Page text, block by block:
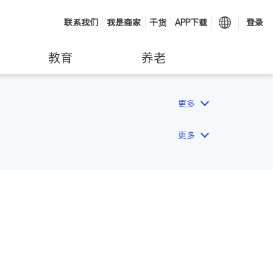
联系我们 我是商家 干货 APP下载 登录
教育 养老
更多
更多